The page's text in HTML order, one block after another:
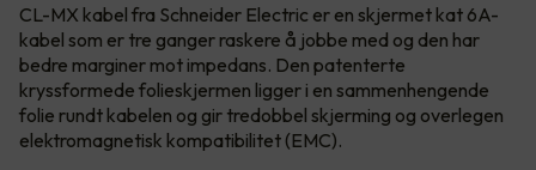
CL-MX kabel fra Schneider Electric er en skjermet kat 6A-
kabel som er tre ganger raskere å jobbe med og den har
bedre marginer mot impedans. Den patenterte
kryssformede folieskjermen ligger i en sammenhengende
folie rundt kabelen og gir tredobbel skjerming og overlegen
elektromagnetisk kompatibilitet (EMC).